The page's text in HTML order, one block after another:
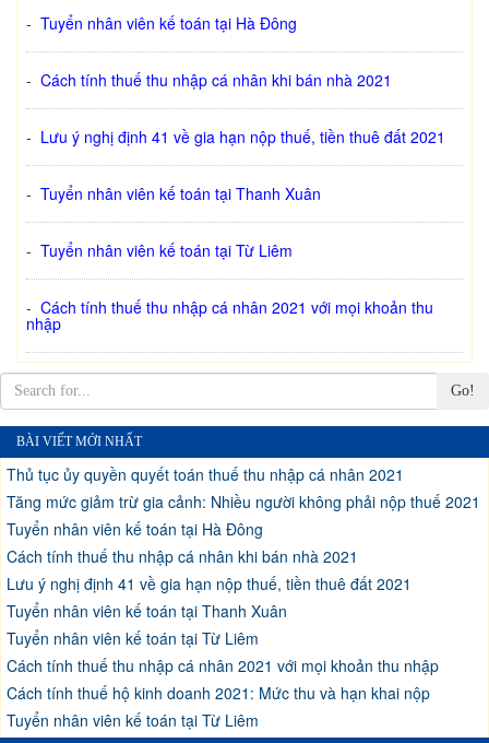
- Tuyển nhân viên kế toán tại Hà Đông
- Cách tính thuế thu nhập cá nhân khi bán nhà 2021
- Lưu ý nghị định 41 về gia hạn nộp thuế, tiền thuê đất 2021
- Tuyển nhân viên kế toán tại Thanh Xuân
- Tuyển nhân viên kế toán tại Từ Liêm
- Cách tính thuế thu nhập cá nhân 2021 với mọi khoản thu
nhập
Go!
BÀI VIẾT MỚI NHẤT
Thủ tục ủy quyền quyết toán thuế thu nhập cá nhân 2021
Tăng mức giảm trừ gia cảnh: Nhiều người không phải nộp thuế 2021
Tuyển nhân viên kế toán tại Hà Đông
Cách tính thuế thu nhập cá nhân khi bán nhà 2021
Lưu ý nghị định 41 về gia hạn nộp thuế, tiền thuê đất 2021
Tuyển nhân viên kế toán tại Thanh Xuân
Tuyển nhân viên kế toán tại Từ Liêm
Cách tính thuế thu nhập cá nhân 2021 với mọi khoản thu nhập
Cách tính thuế hộ kinh doanh 2021: Mức thu và hạn khai nộp
Tuyển nhân viên kế toán tại Từ Liêm